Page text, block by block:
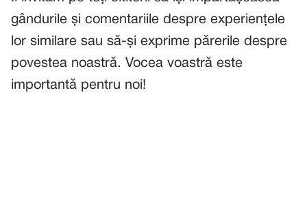
gândurile și comentariile despre experiențele
lor similare sau să-și exprime părerile despre
povestea noastră. Vocea voastră este
importantă pentru noi!